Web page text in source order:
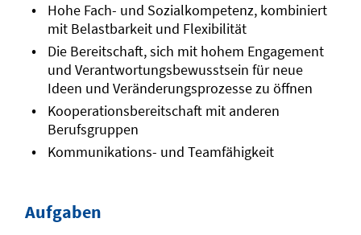
Hohe Fach- und Sozialkompetenz, kombiniert
mit Belastbarkeit und Flexibilität
Die Bereitschaft, sich mit hohem Engagement
und Verantwortungsbewusstsein für neue
Ideen und Veränderungsprozesse zu öffnen
Kooperationsbereitschaft mit anderen
Berufsgruppen
Kommunikations- und Teamfähigkeit
Aufgaben